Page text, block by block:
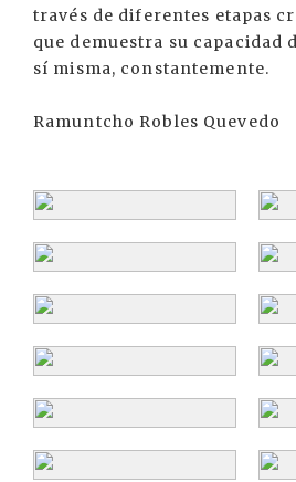
través de diferentes etapas
que demuestra su capacidad
sí misma, constantemente.
Ramuntcho Robles Quevedo